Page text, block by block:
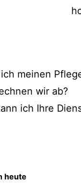
meinen
wir ab?
ich Ihre
heute